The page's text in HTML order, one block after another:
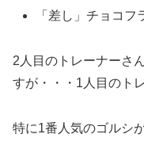
「差し」チョコフ
2人目のトレーナーさ
すが・・・1人目のト
特に1番人気のゴルシ